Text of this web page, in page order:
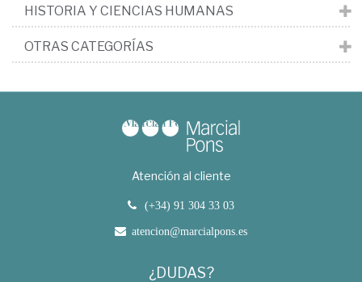
HISTORIA Y CIENCIAS HUMANAS
OTRAS CATEGORÍAS
Atención al cliente
(+34) 91 304 33 03
atencion@marcialpons.es
¿DUDAS?